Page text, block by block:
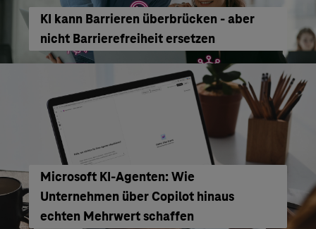
KI kann Barrieren überbrücken - aber
nicht Barrierefreiheit ersetzen
Microsoft KI-Agenten: Wie
Unternehmen über Copilot hinaus
echten Mehrwert schaffen